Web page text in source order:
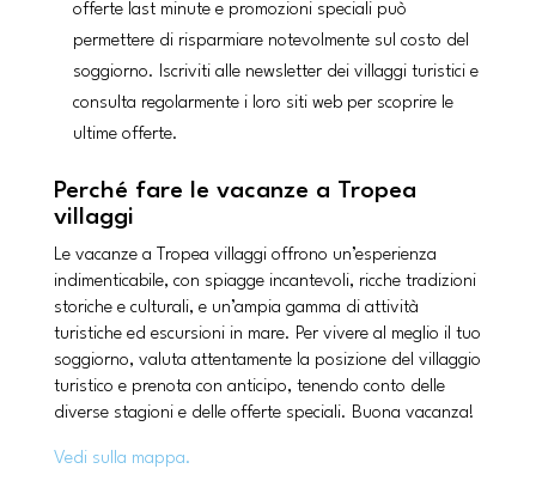
offerte last minute e promozioni speciali può
permettere di risparmiare notevolmente sul costo del
soggiorno. Iscriviti alle newsletter dei villaggi turistici e
consulta regolarmente i loro siti web per scoprire le
ultime offerte.
Perché fare le vacanze a Tropea
villaggi
Le vacanze a Tropea villaggi offrono un’esperienza
indimenticabile, con spiagge incantevoli, ricche tradizioni
storiche e culturali, e un’ampia gamma di attività
turistiche ed escursioni in mare. Per vivere al meglio il tuo
soggiorno, valuta attentamente la posizione del villaggio
turistico e prenota con anticipo, tenendo conto delle
diverse stagioni e delle offerte speciali. Buona vacanza!
Vedi sulla mappa.